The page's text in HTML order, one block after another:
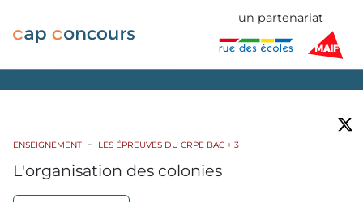
un partenariat
ENSEIGNEMENT LES ÉPREUVES DU CRPE BAC + 3
L'organisation des colonies